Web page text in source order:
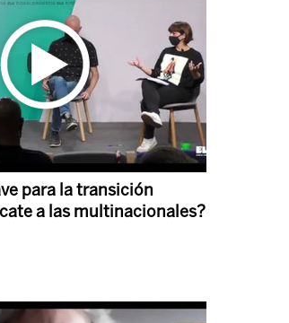
para la transición
a las multinacionales?